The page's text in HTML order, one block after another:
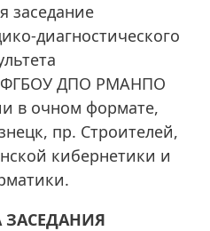
заседание
диагностического
ФГБОУ ДПО РМАНПО
в очном формате,
пр. Строителей,
кибернетики и
ЗАСЕДАНИЯ